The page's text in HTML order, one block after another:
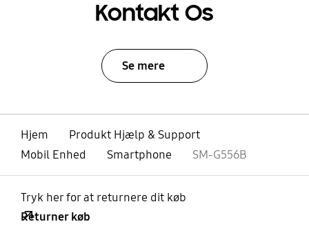
Kontakt Os
Se mere
Hjem
Produkt Hjælp & Support
Mobil Enhed
Smartphone SM-G556B
Tryk her for at returnere dit køb
Returner køb